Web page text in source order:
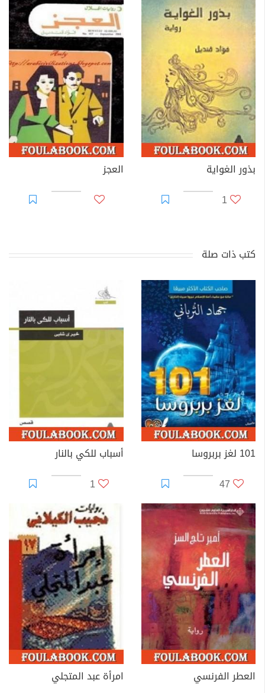
بذور الغواية
1
العجز
كتب ذات صلة
101 لغز بربروسا
47
أسباب للكي بالنار
1
العطر الفرنسي امرأة عبد المتجلي